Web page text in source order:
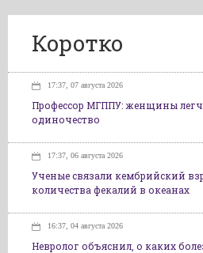
Коротко
17:37, 07 августа 2026
Профессор МГППУ: женщины
одиночество
17:37, 06 августа 2026
Ученые связали кембрийский
количества фекалий в океанах
16:37, 04 августа 2026
Невролог объяснил, о каких